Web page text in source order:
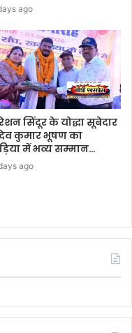
ago
सिंदूर के योद्धा सूबेदार
कुमार भूषण का
में भव्य सम्मान…
ago